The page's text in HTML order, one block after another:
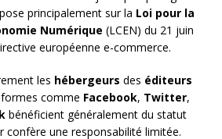
principalement sur la Loi pour la
Numérique (LCEN) du 21 juin
européenne e-commerce.
les hébergeurs des éditeurs
comme Facebook, Twitter,
bénéficient généralement du statut
confère une responsabilité limitée.